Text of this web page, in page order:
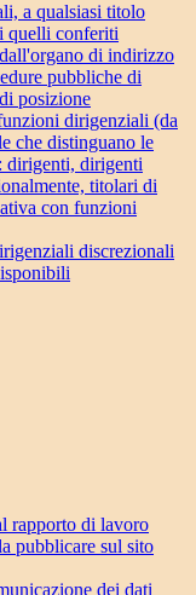
a qualsiasi titolo
quelli conferiti
di indirizzo
pubbliche di
posizione
dirigenziali (da
che distinguano le
dirigenti, dirigenti
titolari di
con funzioni
discrezionali
rapporto di lavoro
pubblicare sul sito
dei dati